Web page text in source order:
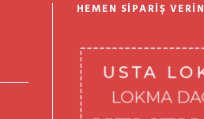
HEMEN SIPARIŞ VERIN